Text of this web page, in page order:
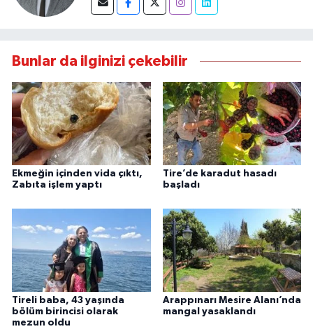
Bunlar da ilginizi çekebilir
Ekmeğin içinden vida çıktı,
Zabıta işlem yaptı
Tire’de karadut hasadı
başladı
Tireli baba, 43 yaşında
bölüm birincisi olarak
mezun oldu
Arappınarı Mesire Alanı’nda
mangal yasaklandı